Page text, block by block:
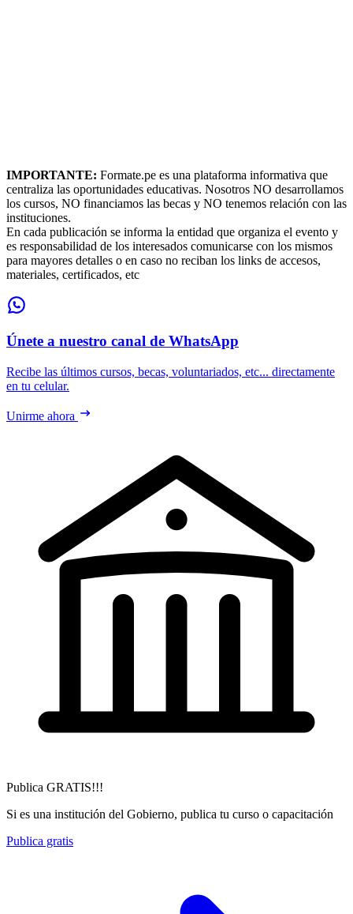
IMPORTANTE: Formate.pe es una plataforma informativa que
centraliza las oportunidades educativas. Nosotros NO desarrollamos
los cursos, NO financiamos las becas y NO tenemos relación con las
instituciones.
En cada publicación se informa la entidad que organiza el evento y
es responsabilidad de los interesados comunicarse con los mismos
para mayores detalles o en caso no reciban los links de accesos,
materiales, certificados, etc
Únete a nuestro canal de WhatsApp
Recibe las últimos cursos, becas, voluntariados, etc... directamente
en tu celular.
Unirme ahora
Publica GRATIS!!!
Si es una institución del Gobierno, publica tu curso o capacitación
Publica gratis